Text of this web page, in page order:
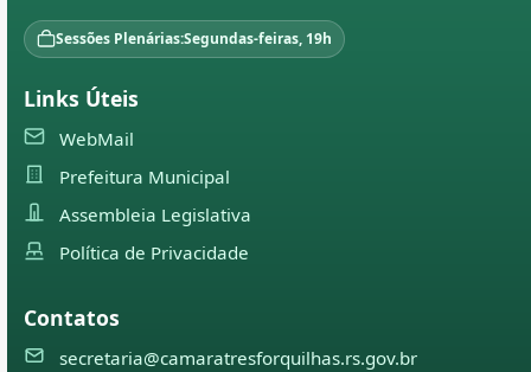
Sessões Plenárias:Segundas-feiras, 19h
Links Úteis
WebMail
Prefeitura Municipal
Assembleia Legislativa
Política de Privacidade
Contatos
secretaria@camaratresforquilhas.rs.gov.br